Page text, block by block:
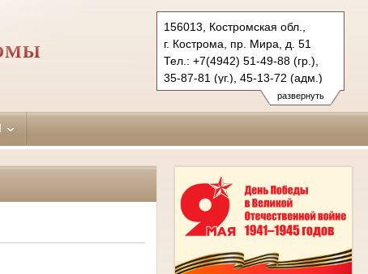
развернуть
156013, Костромская обл.,
г. Кострома, пр. Мира, д. 51
Тел.: +7(4942) 51-49-88 (гр.),
35-87-81 (уг.), 45-13-72 (адм.)
leninsky.kst@sudrf.ru